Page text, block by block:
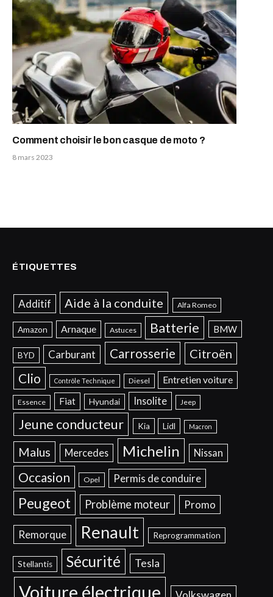
Comment choisir le bon casque de moto ?
8 mars 2023
ÉTIQUETTES
Additif Aide à la conduite Alfa Romeo
Amazon Arnaque Astuces Batterie BMW
BYD Carburant Carrosserie Citroën
Clio Contrôle Technique Diesel Entretien voiture
Essence Fiat Hyundai Insolite Jeep
Jeune conducteur Kia Lidl Macron
Malus Mercedes Michelin Nissan
Occasion Opel Permis de conduire
Peugeot Problème moteur Promo
Remorque Renault Reprogrammation
Stellantis Sécurité Tesla
Voiture électrique